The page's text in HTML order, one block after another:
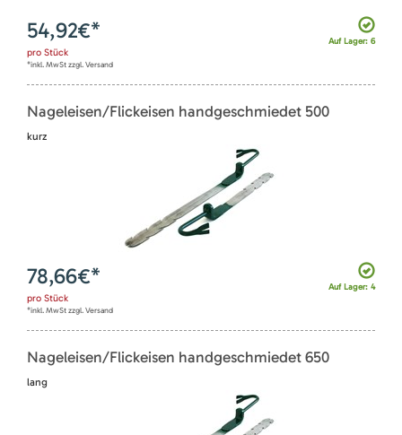
Auf Lager: 6
54,92€*
pro Stück
*inkl. MwSt zzgl. Versand
Nageleisen/Flickeisen handgeschmiedet 500
kurz
Auf Lager: 4
78,66€*
pro Stück
*inkl. MwSt zzgl. Versand
Nageleisen/Flickeisen handgeschmiedet 650
lang